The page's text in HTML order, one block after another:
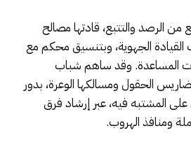
من الرصد والتتبع، قادتها مصالح
القيادة الجهوية، وبتنسيق محكم مع
المساعدة. وقد ساهم شباب
الحقول ومسالكها الوعرة، بدور
المشتبه فيه، عبر إرشاد فرق
ومنافذ الهروب.